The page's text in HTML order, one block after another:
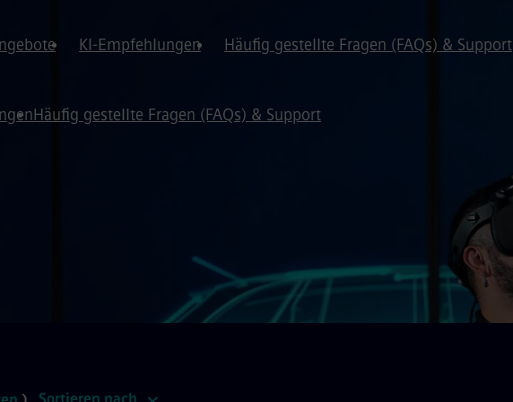
KI-Empfehlungen Häufig gestellte Fragen (FAQs) & Support
Häufig gestellte Fragen (FAQs) & Support